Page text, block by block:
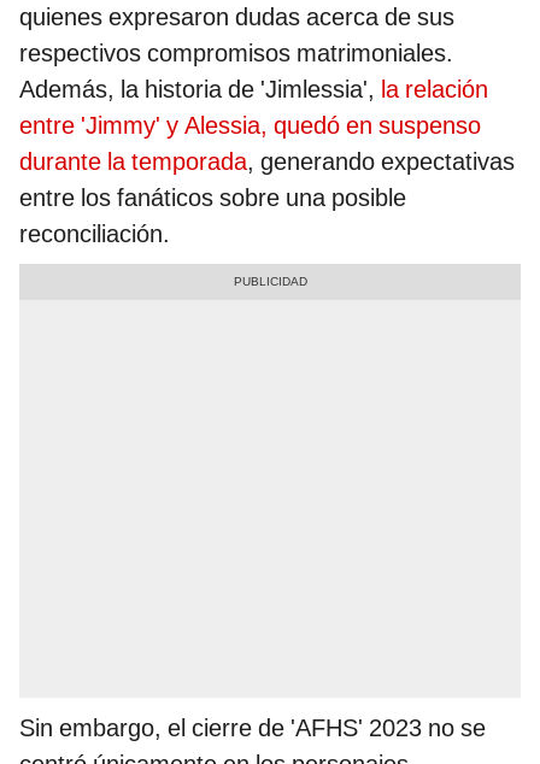
quienes expresaron dudas acerca de sus
respectivos compromisos matrimoniales.
Además, la historia de 'Jimlessia', la relación
entre 'Jimmy' y Alessia, quedó en suspenso
durante la temporada, generando expectativas
entre los fanáticos sobre una posible
reconciliación.
Sin embargo, el cierre de 'AFHS' 2023 no se